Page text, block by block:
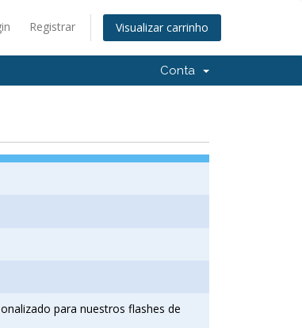
Registrar Visualizar carrinho
Conta
para nuestros flashes de